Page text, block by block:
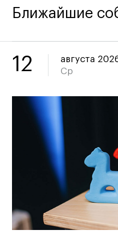
Вопросы и ответы
Ассоциация
Центр карьеры
Конкурсы
Участие в выставках
Летние стажировки
Проекты студентов
Работы студентов
«Живые» проекты
Участие в выставках
Ближайшие
12
августа
Ср